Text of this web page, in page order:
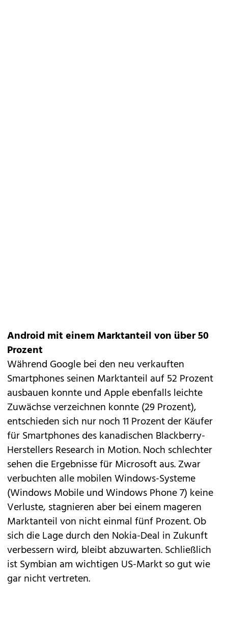
Android mit einem Marktanteil von über 50
Prozent
Während Google bei den neu verkauften
Smartphones seinen Marktanteil auf 52 Prozent
ausbauen konnte und Apple ebenfalls leichte
Zuwächse verzeichnen konnte (29 Prozent),
entschieden sich nur noch 11 Prozent der Käufer
für Smartphones des kanadischen Blackberry-
Herstellers Research in Motion. Noch schlechter
sehen die Ergebnisse für Microsoft aus. Zwar
verbuchten alle mobilen Windows-Systeme
(Windows Mobile und Windows Phone 7) keine
Verluste, stagnieren aber bei einem mageren
Marktanteil von nicht einmal fünf Prozent. Ob
sich die Lage durch den Nokia-Deal in Zukunft
verbessern wird, bleibt abzuwarten. Schließlich
ist Symbian am wichtigen US-Markt so gut wie
gar nicht vertreten.